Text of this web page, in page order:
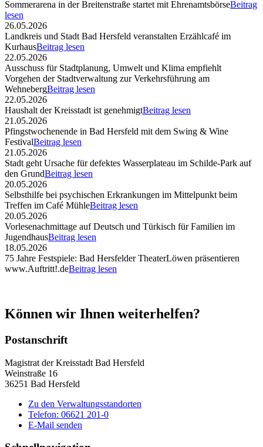
Sommerarena in der Breitenstraße startet mit EhrenamtsbörseBeitrag
lesen
26.05.2026
Landkreis und Stadt Bad Hersfeld veranstalten Erzählcafé im
KurhausBeitrag lesen
22.05.2026
Ausschuss für Stadtplanung, Umwelt und Klima empfiehlt
Vorgehen der Stadtverwaltung zur Verkehrsführung am
WehnebergBeitrag lesen
22.05.2026
Haushalt der Kreisstadt ist genehmigtBeitrag lesen
21.05.2026
Pfingstwochenende in Bad Hersfeld mit dem Swing & Wine
FestivalBeitrag lesen
21.05.2026
Stadt geht Ursache für defektes Wasserplateau im Schilde-Park auf
den GrundBeitrag lesen
20.05.2026
Selbsthilfe bei psychischen Erkrankungen im Mittelpunkt beim
Treffen im Café MühleBeitrag lesen
20.05.2026
Vorlesenachmittage auf Deutsch und Türkisch für Familien im
JugendhausBeitrag lesen
18.05.2026
75 Jahre Festspiele: Bad Hersfelder TheaterLöwen präsentieren
www.Auftritt!.deBeitrag lesen
Können wir Ihnen weiterhelfen?
Postanschrift
Magistrat der Kreisstadt Bad Hersfeld
Weinstraße 16
36251 Bad Hersfeld
Zu den Verwaltungsstandorten
Telefon: 06621 201-0
E-Mail senden